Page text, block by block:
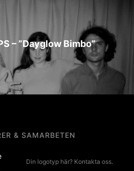
– ”Dayglow Bimbo”
& SAMARBETEN
Din logotyp här? Kontakta oss.